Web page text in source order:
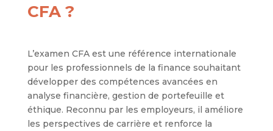
CFA ?
L’examen CFA est une référence internationale
pour les professionnels de la finance souhaitant
développer des compétences avancées en
analyse financière, gestion de portefeuille et
éthique. Reconnu par les employeurs, il améliore
les perspectives de carrière et renforce la